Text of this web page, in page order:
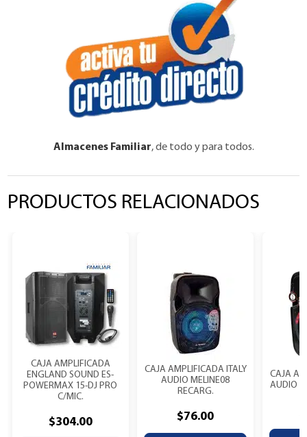
Almacenes Familiar, de todo y para todos.
PRODUCTOS RELACIONADOS
CAJA AMPLIFICADA
ENGLAND SOUND ES-
POWERMAX 15-DJ PRO
C/MIC.
$304.00
CAJA AMPLIFICADA ITALY
AUDIO MELINE08
RECARG.
$76.00
CAJA
AUDIO